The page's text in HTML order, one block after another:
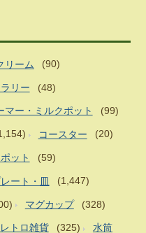
リーム (90)
リー (48)
マー・ミルクポット (99)
コースター (20)
ット (59)
ート・皿 (1,447)
マグカップ (328)
トロ雑貨 (325) 水筒